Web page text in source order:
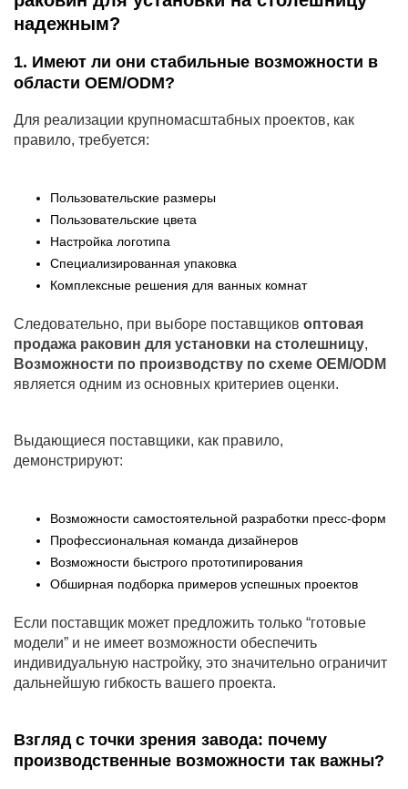
надежным?
1. Имеют ли они стабильные возможности в
области OEM/ODM?
Для реализации крупномасштабных проектов, как
правило, требуется:
Пользовательские размеры
Пользовательские цвета
Настройка логотипа
Специализированная упаковка
Комплексные решения для ванных комнат
Следовательно, при выборе поставщиков оптовая
продажа раковин для установки на столешницу,
Возможности по производству по схеме OEM/ODM
является одним из основных критериев оценки.
Выдающиеся поставщики, как правило,
демонстрируют:
Возможности самостоятельной разработки пресс-форм
Профессиональная команда дизайнеров
Возможности быстрого прототипирования
Обширная подборка примеров успешных проектов
Если поставщик может предложить только “готовые
модели” и не имеет возможности обеспечить
индивидуальную настройку, это значительно ограничит
дальнейшую гибкость вашего проекта.
Взгляд с точки зрения завода: почему
производственные возможности так важны?